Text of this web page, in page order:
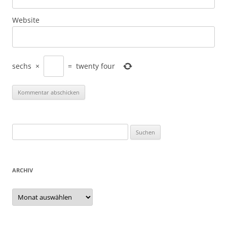
Website
sechs × = twenty four
nach:
ARCHIV
Archiv